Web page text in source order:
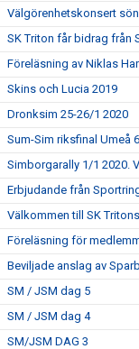
Välgörenhetskonsert
SK Triton får bidrag från
Föreläsning av Niklas
Skins och Lucia 2019
Dronksim 25-26/1 2020
Sum-Sim riksfinal Umeå
Simborgarally 1/1 2020.
Erbjudande från
Välkommen till SK
Föreläsning för
Beviljade anslag av
SM / JSM dag 5
SM / JSM dag 4
SM/JSM DAG 3